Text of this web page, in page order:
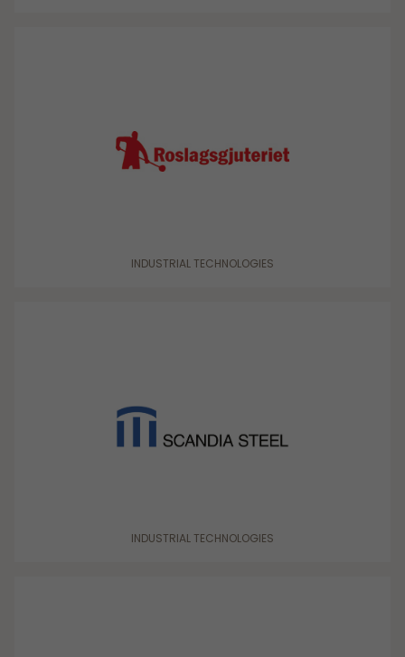
INDUSTRIAL TECHNOLOGIES
INDUSTRIAL TECHNOLOGIES